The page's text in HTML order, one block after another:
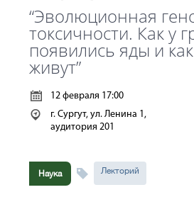
“Эволюционная
токсичности. Как у
появились яды и
живут”
12 февраля 17:00
г. Сургут, ул. Ленина 1,
аудитория 201
Наука Лекторий